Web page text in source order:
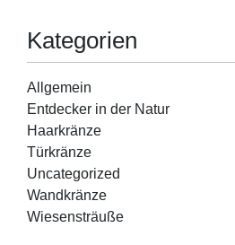
Kategorien
Allgemein
Entdecker in der Natur
Haarkränze
Türkränze
Uncategorized
Wandkränze
Wiesensträuße